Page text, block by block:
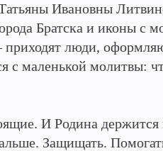
Ивановны
Братска и иконы с
люди,
с маленькой молитвы:
И Родина держится
Защищать.